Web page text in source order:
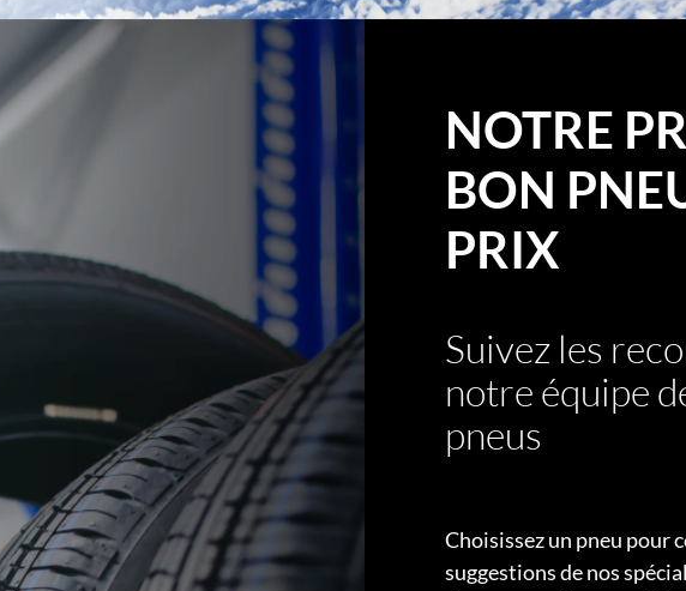
NOTRE
BON
PRIX
Suivez les
notre équipe
pneus
Choisissez un pneu pour
suggestions de nos